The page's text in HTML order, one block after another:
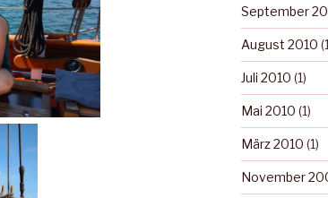
September
August 2010
Juli 2010 (1)
Mai 2010 (1)
März 2010 (1)
November